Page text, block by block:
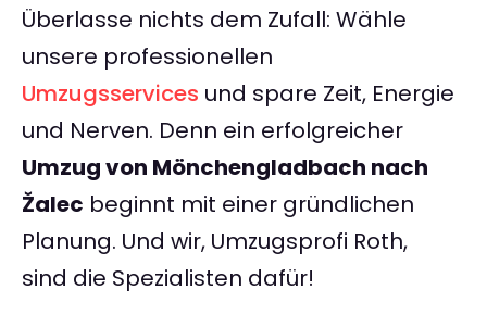
Überlasse nichts dem Zufall: Wähle
unsere professionellen
Umzugsservices und spare Zeit, Energie
und Nerven. Denn ein erfolgreicher
Umzug von Mönchengladbach nach
Žalec beginnt mit einer gründlichen
Planung. Und wir, Umzugsprofi Roth,
sind die Spezialisten dafür!